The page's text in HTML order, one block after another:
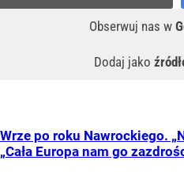
Obserwuj nas w
Dodaj jako
Wrze po roku Nawrockiego.
„Cała Europa nam go